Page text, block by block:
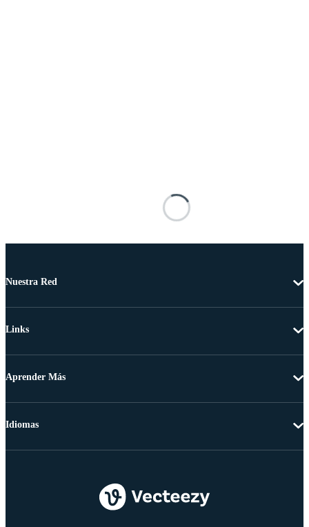
Nuestra Red
Links
Aprender Más
Idiomas